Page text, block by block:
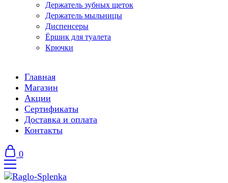
Держатель зубных щеток
Держатель мыльницы
Диспенсеры
Ёршик для туалета
Крючки
Главная
Магазин
Акции
Сертификаты
Доставка и оплата
Контакты
0